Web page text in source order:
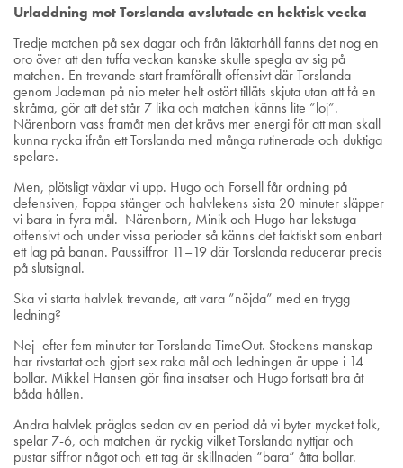
Urladdning mot Torslanda avslutade en hektisk vecka
Tredje matchen på sex dagar och från läktarhåll fanns det nog en
oro över att den tuffa veckan kanske skulle spegla av sig på
matchen. En trevande start framförallt offensivt där Torslanda
genom Jademan på nio meter helt ostört tilläts skjuta utan att få en
skråma, gör att det står 7 lika och matchen känns lite ”loj”.
Närenborn vass framåt men det krävs mer energi för att man skall
kunna rycka ifrån ett Torslanda med många rutinerade och duktiga
spelare.
Men, plötsligt växlar vi upp. Hugo och Forsell får ordning på
defensiven, Foppa stänger och halvlekens sista 20 minuter släpper
vi bara in fyra mål. Närenborn, Minik och Hugo har lekstuga
offensivt och under vissa perioder så känns det faktiskt som enbart
ett lag på banan. Paussiffror 11–19 där Torslanda reducerar precis
på slutsignal.
Ska vi starta halvlek trevande, att vara ”nöjda” med en trygg
ledning?
Nej- efter fem minuter tar Torslanda TimeOut. Stockens manskap
har rivstartat och gjort sex raka mål och ledningen är uppe i 14
bollar. Mikkel Hansen gör fina insatser och Hugo fortsatt bra åt
båda hållen.
Andra halvlek präglas sedan av en period då vi byter mycket folk,
spelar 7-6, och matchen är ryckig vilket Torslanda nyttjar och
pustar siffror något och ett tag är skillnaden ”bara” åtta bollar.